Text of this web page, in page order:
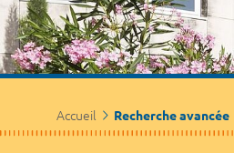
Accueil Recherche avancée